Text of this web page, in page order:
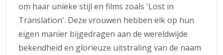
om haar unieke stijl en films zoals 'Lost in
Translation'. Deze vrouwen hebben elk op hun
eigen manier bijgedragen aan de wereldwijde
bekendheid en glorieuze uitstraling van de naam